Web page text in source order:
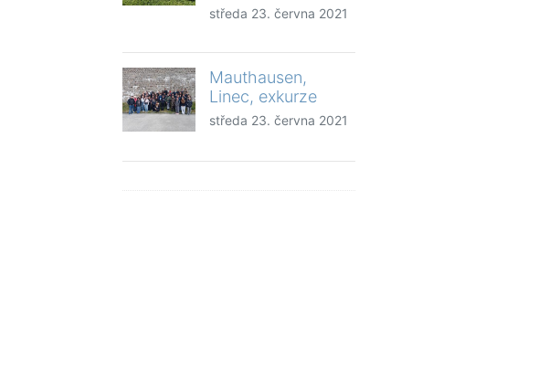
středa 23. června 2021
Mauthausen,
Linec, exkurze
středa 23. června 2021